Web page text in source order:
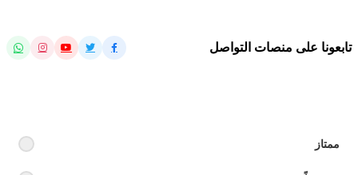
تابعونا على منصات التواصل
ممتاز